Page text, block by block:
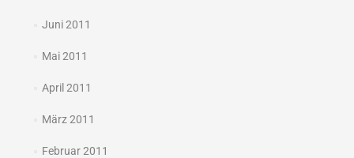
Juni 2011
Mai 2011
April 2011
März 2011
Februar 2011